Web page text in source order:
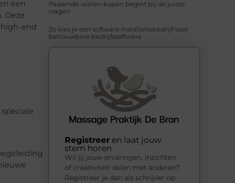
een
Deze
end
Passende wielen kopen begint bij de juiste
vragen
Zo kies je een software installatiebedrijf voor
betrouwbare bedrijfssoftware
Registreer en laat jouw
stem horen
Wil jij jouw ervaringen, inzichten
of creativiteit delen met anderen?
Registreer je dan als schrijver op